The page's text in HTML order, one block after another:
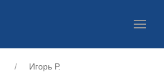
Игорь Р.